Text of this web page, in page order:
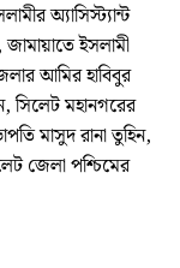
অ্যাসিস্ট্যান্ট
ইসলামী
আমির হাবিবুর
সিলেট মহানগরের
মাসুদ রানা তুহিন,
জেলা পশ্চিমের